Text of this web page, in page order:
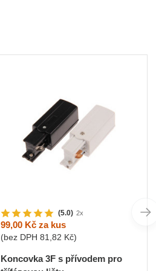
(5.0) 2x
99,00 Kč za kus
(bez DPH81,82 Kč)
Koncovka 3F s přívodem pro